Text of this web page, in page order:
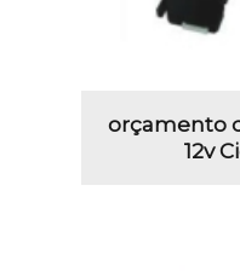
orçamento
12v